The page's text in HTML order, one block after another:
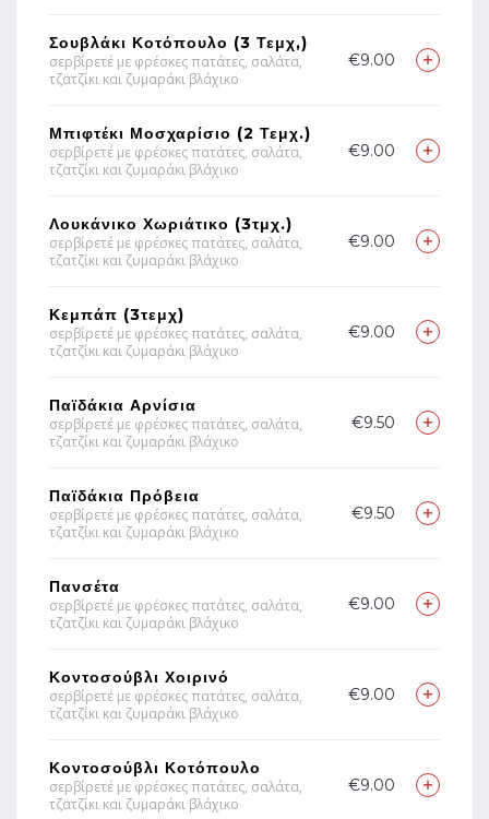
Σουβλάκι Κοτόπουλο (3 Τεμχ,)
σερβίρετέ με φρέσκες πατάτες, σαλάτα,
τζατζίκι και ζυμαράκι βλάχικο
€9.00
Μπιφτέκι Μοσχαρίσιο (2 Τεμχ.)
σερβίρετέ με φρέσκες πατάτες, σαλάτα,
τζατζίκι και ζυμαράκι βλάχικο
€9.00
Λουκάνικο Χωριάτικο (3τμχ.)
σερβίρετέ με φρέσκες πατάτες, σαλάτα,
τζατζίκι και ζυμαράκι βλάχικο
€9.00
Κεμπάπ (3τεμχ)
σερβίρετέ με φρέσκες πατάτες, σαλάτα,
τζατζίκι και ζυμαράκι βλάχικο
€9.00
Παϊδάκια Αρνίσια
σερβίρετέ με φρέσκες πατάτες, σαλάτα,
τζατζίκι και ζυμαράκι βλάχικο
€9.50
Παϊδάκια Πρόβεια
σερβίρετέ με φρέσκες πατάτες, σαλάτα,
τζατζίκι και ζυμαράκι βλάχικο
€9.50
Πανσέτα
σερβίρετέ με φρέσκες πατάτες, σαλάτα,
τζατζίκι και ζυμαράκι βλάχικο
€9.00
Κοντοσούβλι Χοιρινό
σερβίρετέ με φρέσκες πατάτες, σαλάτα,
τζατζίκι και ζυμαράκι βλάχικο
€9.00
Κοντοσούβλι Κοτόπουλο
σερβίρετέ με φρέσκες πατάτες, σαλάτα,
τζατζίκι και ζυμαράκι βλάχικο
€9.00